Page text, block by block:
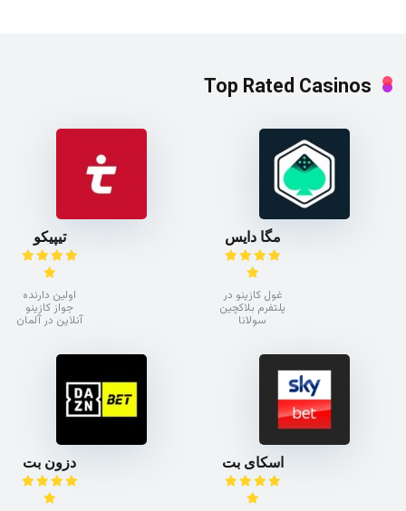
Top Rated Casinos
مگا دایس
غول کازینو در
پلتفرم بلاکچین
سولانا
تیپیکو
اولین دارنده
جواز کازینو
آنلاین در آلمان
اسکای بت دزون بت